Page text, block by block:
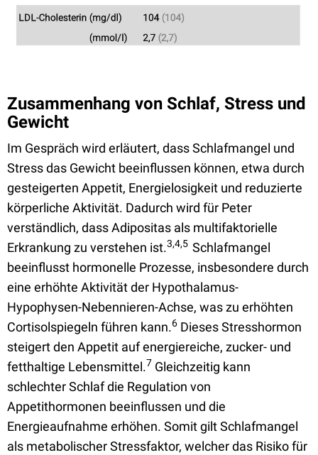
Zusammenhang von Schlaf, Stress und
Gewicht
Im Gespräch wird erläutert, dass Schlafmangel und
Stress das Gewicht beeinflussen können, etwa durch
gesteigerten Appetit, Energielosigkeit und reduzierte
körperliche Aktivität. Dadurch wird für Peter
verständlich, dass Adipositas als multifaktorielle
Erkrankung zu verstehen ist.3,4,5 Schlafmangel
beeinflusst hormonelle Prozesse, insbesondere durch
eine erhöhte Aktivität der Hypothalamus-
Hypophysen-Nebennieren-Achse, was zu erhöhten
Cortisolspiegeln führen kann.6 Dieses Stresshormon
steigert den Appetit auf energiereiche, zucker- und
fetthaltige Lebensmittel.7 Gleichzeitig kann
schlechter Schlaf die Regulation von
Appetithormonen beeinflussen und die
Energieaufnahme erhöhen. Somit gilt Schlafmangel
als metabolischer Stressfaktor, welcher das Risiko für